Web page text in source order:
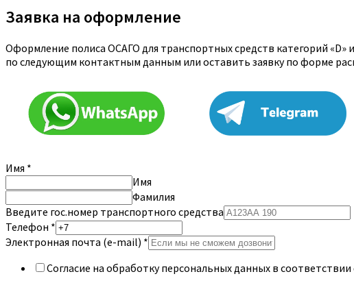
Заявка на оформление
Оформление полиса ОСАГО для транспортных средств категорий
по следующим контактным данным или оставить заявку по форме
Имя *
Имя
Фамилия
Введите гос.номер транспортного средства
Телефон *
Электронная почта (e-mail) *
Согласие на обработку персональных данных в соответствии